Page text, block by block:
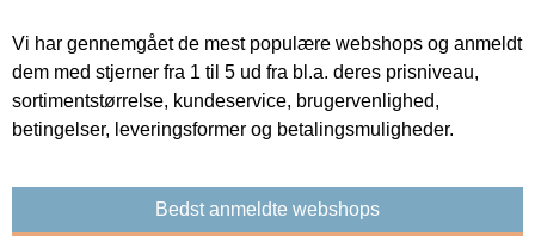
Vi har gennemgået de mest populære webshops og anmeldt
dem med stjerner fra 1 til 5 ud fra bl.a. deres prisniveau,
sortimentstørrelse, kundeservice, brugervenlighed,
betingelser, leveringsformer og betalingsmuligheder.
Bedst anmeldte webshops